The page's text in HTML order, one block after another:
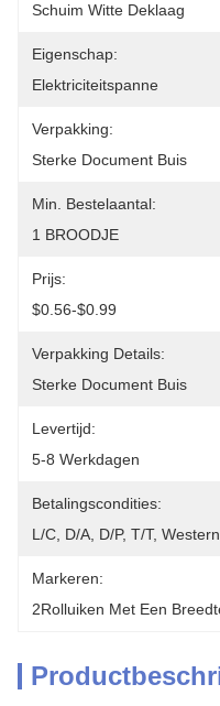
Schuim Witte Deklaag
Eigenschap:
Elektriciteitspanne
Verpakking:
Sterke Document Buis
Min. Bestelaantal:
1 BROODJE
Prijs:
$0.56-$0.99
Verpakking Details:
Sterke Document Buis
Levertijd:
5-8 Werkdagen
Betalingscondities:
L/C, D/A, D/P, T/T,
Markeren:
2Rolluiken Met Een